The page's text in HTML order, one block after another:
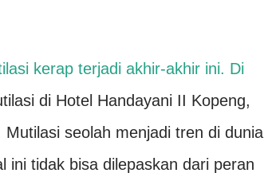
kerap terjadi akhir-akhir ini. Di
di Hotel Handayani II Kopeng,
seolah menjadi tren di dunia
ini tidak bisa dilepaskan dari peran